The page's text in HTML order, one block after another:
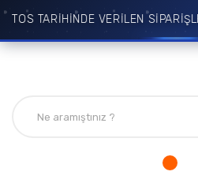
TARİHİNDE VERİLEN